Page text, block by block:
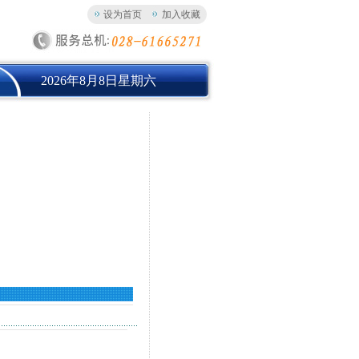
设为首页 加入收藏
2026年8月8日星期六